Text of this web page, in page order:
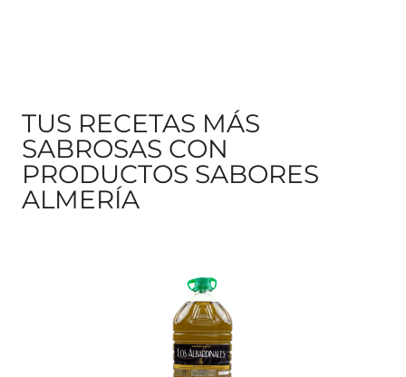
TUS RECETAS MÁS
SABROSAS CON
PRODUCTOS SABORES
ALMERÍA